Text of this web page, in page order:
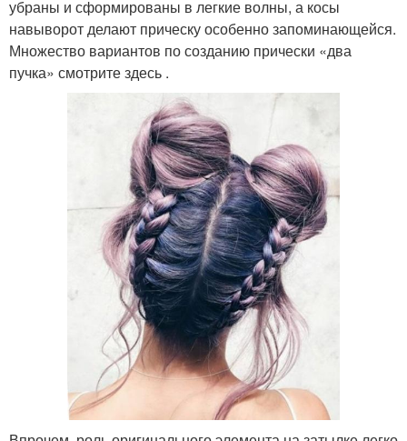
убраны и сформированы в легкие волны, а косы
навыворот делают прическу особенно запоминающейся.
Множество вариантов по созданию прически «два
пучка» смотрите здесь .